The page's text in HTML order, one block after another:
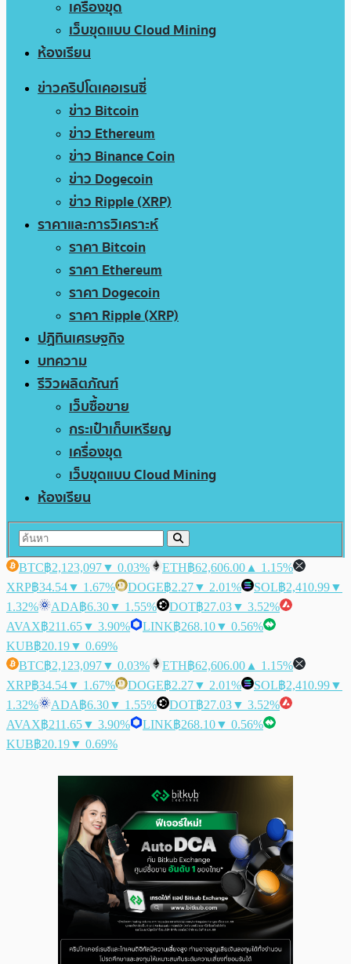
เครื่องขุด
เว็บขุดแบบ Cloud Mining
ห้องเรียน
ข่าวคริปโตเคอเรนซี่
ข่าว Bitcoin
ข่าว Ethereum
ข่าว Binance Coin
ข่าว Dogecoin
ข่าว Ripple (XRP)
ราคาและการวิเคราะห์
ราคา Bitcoin
ราคา Ethereum
ราคา Dogecoin
ราคา Ripple (XRP)
ปฏิทินเศรษฐกิจ
บทความ
รีวิวผลิตภัณฑ์
เว็บซื้อขาย
กระเป๋าเก็บเหรียญ
เครื่องขุด
เว็บขุดแบบ Cloud Mining
ห้องเรียน
BTC฿2,123,097▼ 0.03% ETH฿62,606.00 ▲ 1.15%
XRP฿34.54▼ 1.67% DOGE฿2.27▼ 2.01% SOL฿2,410.99▼
1.32%
ADA฿6.30▼ 1.55% DOT฿27.03▼ 3.52%
AVAX฿211.65▼ 3.90% LINK฿268.10▼ 0.56%
KUB฿20.19▼ 0.69%
BTC฿2,123,097▼ 0.03% ETH฿62,606.00 ▲ 1.15%
XRP฿34.54▼ 1.67% DOGE฿2.27▼ 2.01% SOL฿2,410.99▼
1.32%
ADA฿6.30▼ 1.55% DOT฿27.03▼ 3.52%
AVAX฿211.65▼ 3.90% LINK฿268.10▼ 0.56%
KUB฿20.19▼ 0.69%